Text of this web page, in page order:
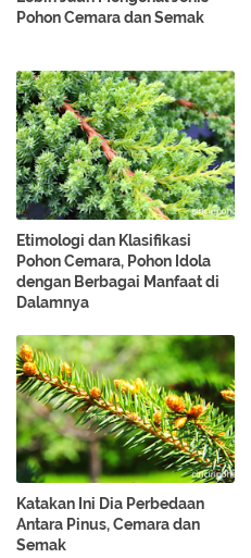
Pohon Cemara dan Semak
Etimologi dan Klasifikasi
Pohon Cemara, Pohon Idola
dengan Berbagai Manfaat di
Dalamnya
Katakan Ini Dia Perbedaan
Antara Pinus, Cemara dan
Semak